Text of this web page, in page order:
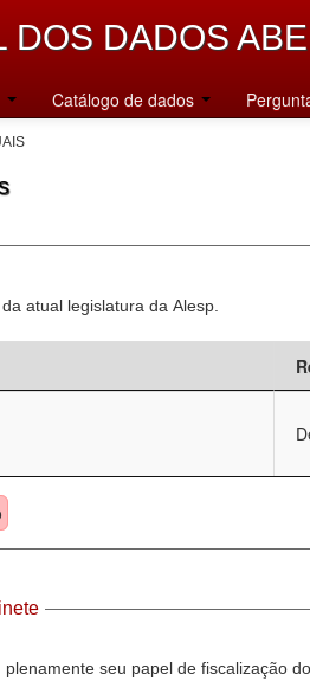
DOS DADOS
Catálogo de dados
atual legislatura da Alesp.
plenamente seu papel de fiscalização